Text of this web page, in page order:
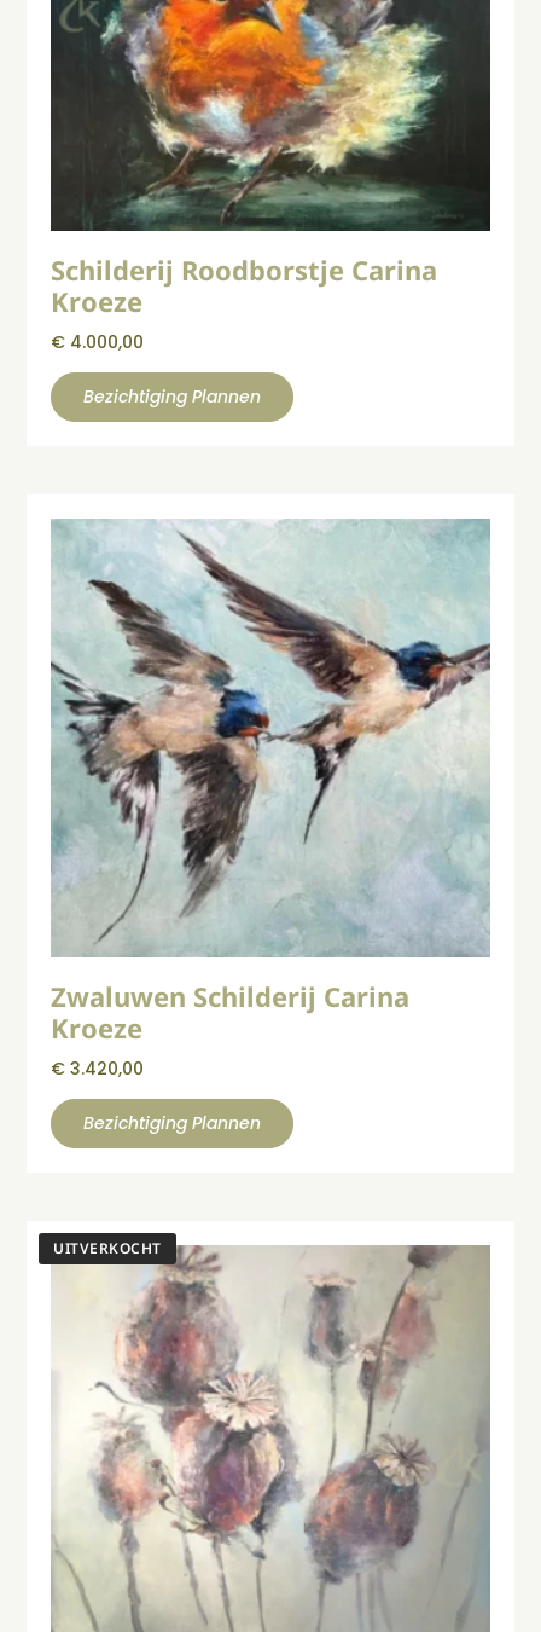
Schilderij Roodborstje Carina
Kroeze
€ 4.000,00
Bezichtiging Plannen
Zwaluwen Schilderij Carina
Kroeze
€ 3.420,00
Bezichtiging Plannen